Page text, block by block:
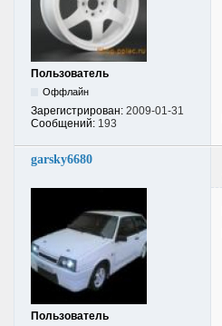
Пользователь
Оффлайн
Зарегистрирован: 2009-01-31
Сообщений: 193
garsky6680
Пользователь